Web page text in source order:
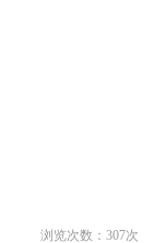
浏览次数： 307次